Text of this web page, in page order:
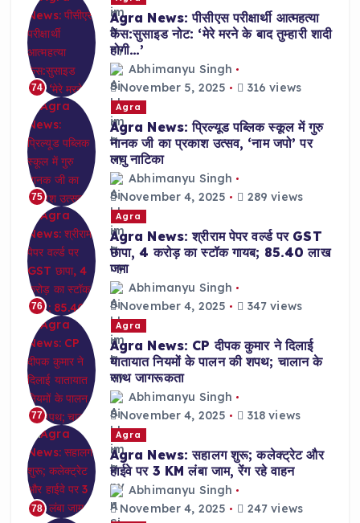
74
Agra News: पीसीएस परीक्षार्थी आत्महत्या
केस:सुसाइड नोट: ‘मेरे मरने के बाद तुम्हारी शादी
होगी…’
Abhimanyu Singh
November 5, 2025
316 views
75
Agra
Agra News: प्रिल्यूड पब्लिक स्कूल में गुरु
नानक जी का प्रकाश उत्सव, ‘नाम जपो’ पर
लघु नाटिका
Abhimanyu Singh
November 4, 2025
289 views
76
Agra
Agra News: श्रीराम पेपर वर्ल्ड पर GST
छापा, 4 करोड़ का स्टॉक गायब; 85.40 लाख
जमा
Abhimanyu Singh
November 4, 2025
347 views
77
Agra
Agra News: CP दीपक कुमार ने दिलाई
यातायात नियमों के पालन की शपथ; चालान के
साथ जागरूकता
Abhimanyu Singh
November 4, 2025
318 views
78
Agra
Agra News: सहालग शुरू; कलेक्ट्रेट और
हाईवे पर 3 KM लंबा जाम, रेंग रहे वाहन
Abhimanyu Singh
November 4, 2025
247 views